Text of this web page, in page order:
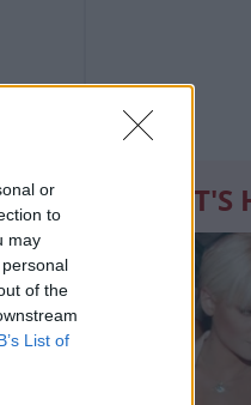
or
to
may
of the
List of
WHAT'S